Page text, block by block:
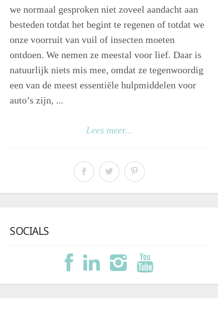
we normaal gesproken niet zoveel aandacht aan
besteden totdat het begint te regenen of totdat we
onze voorruit van vuil of insecten moeten
ontdoen. We nemen ze meestal voor lief. Daar is
natuurlijk niets mis mee, omdat ze tegenwoordig
een van de meest essentiële hulpmiddelen voor
auto’s zijn, ...
Lees meer...
SOCIALS